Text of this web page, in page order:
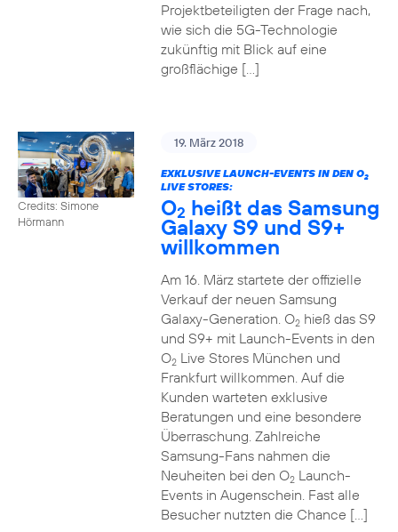
Projektbeteiligten der Frage nach,
wie sich die 5G-Technologie
zukünftig mit Blick auf eine
großflächige […]
Credits: Simone
Hörmann
19. März 2018
EXKLUSIVE LAUNCH-EVENTS IN DEN O2
LIVE STORES:
O2 heißt das Samsung
Galaxy S9 und S9+
willkommen
Am 16. März startete der offizielle
Verkauf der neuen Samsung
Galaxy-Generation. O2hieß das S9
und S9+ mit Launch-Events in den
O2Live Stores München und
Frankfurt willkommen. Auf die
Kunden warteten exklusive
Beratungen und eine besondere
Überraschung. Zahlreiche
Samsung-Fans nahmen die
Neuheiten bei den O2Launch-
Events in Augenschein. Fast alle
Besucher nutzten die Chance […]